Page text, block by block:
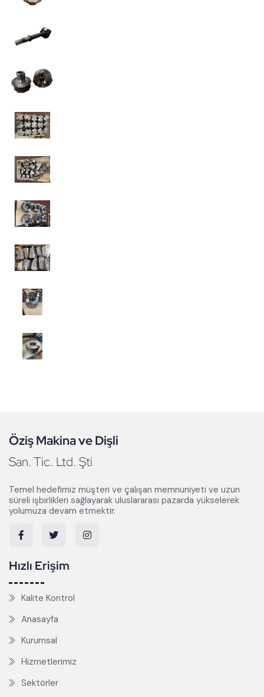
Öziş Makina ve Dişli
San. Tic. Ltd. Şti
Temel hedefimiz müşteri ve çalışan memnuniyeti ve uzun
süreli işbirlikleri sağlayarak uluslararası pazarda yükselerek
yolumuza devam etmektir.
Hızlı Erişim
Kalite Kontrol
Anasayfa
Kurumsal
Hizmetlerimiz
Sektörler